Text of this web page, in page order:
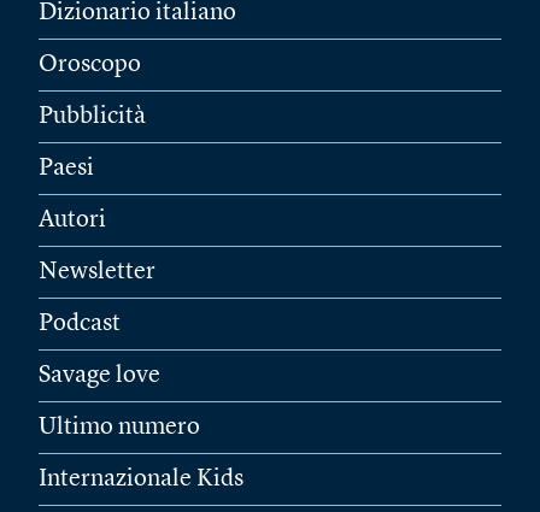
Dizionario italiano
Oroscopo
Pubblicità
Paesi
Autori
Newsletter
Podcast
Savage love
Ultimo numero
Internazionale Kids